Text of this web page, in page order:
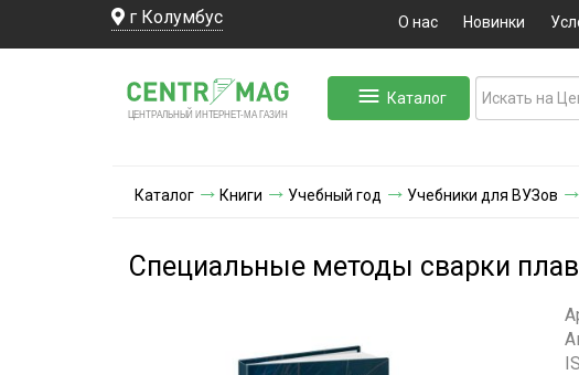
г Колумбус О нас Новинки
ЦЕНТРАЛЬНЫЙ ИНТЕРНЕТ-МА ГАЗИН
Каталог
Каталог Книги Учебный год Учебники для ВУЗов
Специальные методы сварки